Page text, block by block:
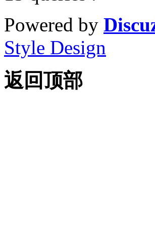
Powered by
Style Design
返回顶部